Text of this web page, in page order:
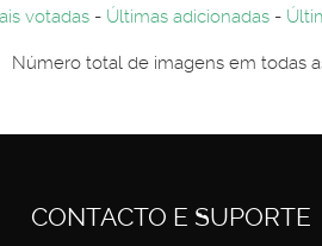
votadas - Últimas adicionadas -
Número total de imagens em todas
CONTACTO E SUPORTE